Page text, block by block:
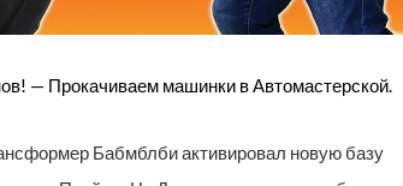
— Прокачиваем машинки в Автомастерской.
Бабмблби активировал новую базу